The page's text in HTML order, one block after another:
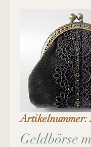
Artikelnummer:
Geldbörse